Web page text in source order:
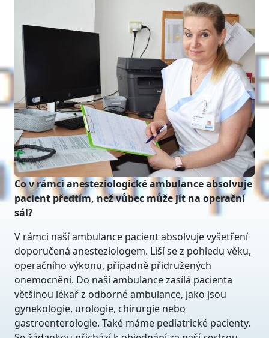
Co v rámci anesteziologické ambulance absolvuje
pacient předtím, než vůbec může jít na operační
sál?
V rámci naší ambulance pacient absolvuje vyšetření
doporučená anesteziologem. Liší se z pohledu věku,
operačního výkonu, případně přidružených
onemocnění. Do naší ambulance zasílá pacienta
většinou lékař z odborné ambulance, jako jsou
gynekologie, urologie, chirurgie nebo
gastroenterologie. Také máme pediatrické pacienty.